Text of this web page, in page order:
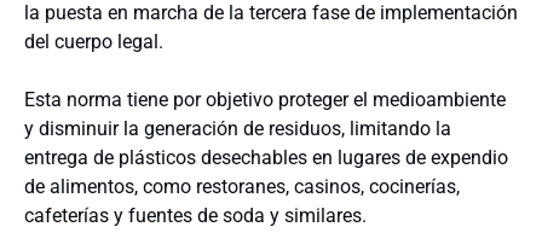
la puesta en marcha de la tercera fase de implementación
del cuerpo legal.
Esta norma tiene por objetivo proteger el medioambiente
y disminuir la generación de residuos, limitando la
entrega de plásticos desechables en lugares de expendio
de alimentos, como restoranes, casinos, cocinerías,
cafeterías y fuentes de soda y similares.